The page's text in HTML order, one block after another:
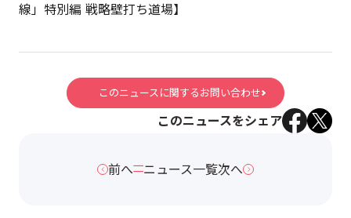
線」特別編 戦略壁打ち道場】
このニュースに関するお問い合わせ
このニュースをシェア
前へ ニュース一覧次へ